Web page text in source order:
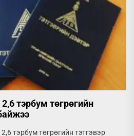
тэрбум төгрөгийн
тэрбум төгрөгийн тэтгэвэр